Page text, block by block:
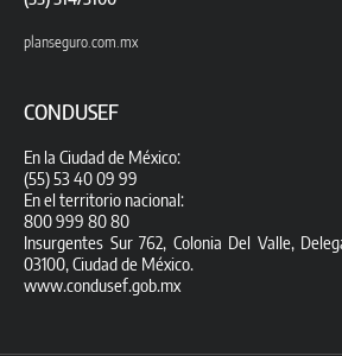
planseguro.com.mx
CONDUSEF
En la Ciudad de México:
(55) 53 40 09 99
En el territorio nacional:
800 999 80 80
Insurgentes Sur 762, Colonia Del Valle,
03100, Ciudad de México.
www.condusef.gob.mx